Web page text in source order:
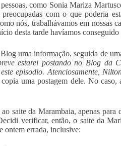
como Sonia Mariza
com o que poderia
nós, trabalhávamos em nossas
desta tarde havíamos
uma informação, seguida de
estarei postando no Blog da
episodio. Atenciosamente,
uma postagem dele. No
saite da Marambaia, apenas para
verificar, então, o saite da
ontem errada, inclusive: